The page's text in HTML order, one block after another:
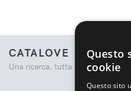
CATALOVE
Una ricerca, tutta la moda.
Questo
cookie
Questo sito